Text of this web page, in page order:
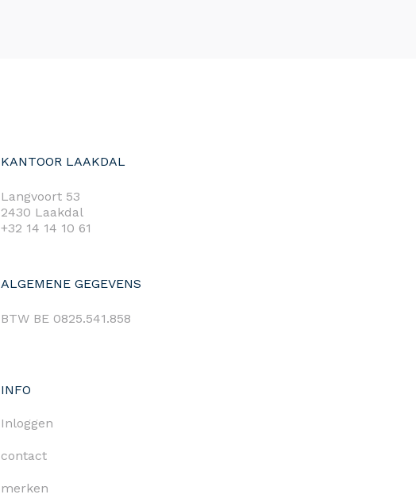
KANTOOR LAAKDAL
Langvoort 53
2430 Laakdal
+32 14 14 10 61
ALGEMENE GEGEVENS
BTW BE 0825.541.858
INFO
Inloggen
contact
merken